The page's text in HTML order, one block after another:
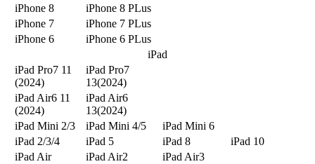
iPhone 8
iPhone 8 PLus
iPhone 7
iPhone 7 PLus
iPhone 6
iPhone 6 PLus
iPad
iPad Pro7 11
(2024)
iPad Pro7
13(2024)
iPad Air6 11
(2024)
iPad Air6
13(2024)
iPad Mini 2/3
iPad Mini 4/5
iPad Mini 6
iPad 2/3/4
iPad 5 iPad 8
iPad 10
iPad Air
iPad Air2
iPad Air3